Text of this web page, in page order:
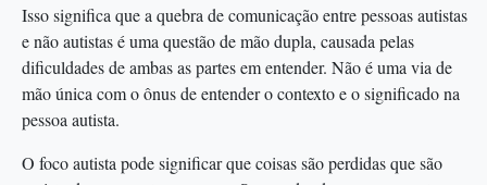
Isso significa que a quebra de comunicação entre pessoas autistas
e não autistas é uma questão de mão dupla, causada pelas
dificuldades de ambas as partes em entender. Não é uma via de
mão única com o ônus de entender o contexto e o significado na
pessoa autista.
O foco autista pode significar que coisas são perdidas que são